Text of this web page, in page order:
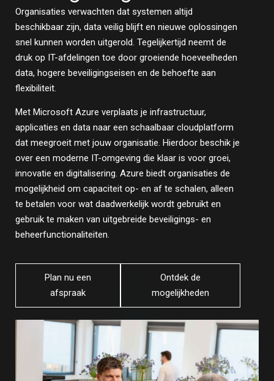
Organisaties verwachten dat systemen altijd
beschikbaar zijn, data veilig blijft en nieuwe oplossingen
snel kunnen worden uitgerold. Tegelijkertijd neemt de
druk op IT-afdelingen toe door groeiende hoeveelheden
data, hogere beveiligingseisen en de behoefte aan
flexibiliteit.
Met Microsoft Azure verplaats je infrastructuur,
applicaties en data naar een schaalbaar cloudplatform
dat meegroeit met jouw organisatie. Hierdoor beschik je
over een moderne IT-omgeving die klaar is voor groei,
innovatie en digitalisering. Azure biedt organisaties de
mogelijkheid om capaciteit op- en af te schalen, alleen
te betalen voor wat daadwerkelijk wordt gebruikt en
gebruik te maken van uitgebreide beveiligings- en
beheerfunctionaliteiten.
Plan nu een
afspraak
Ontdek de
mogelijkheden